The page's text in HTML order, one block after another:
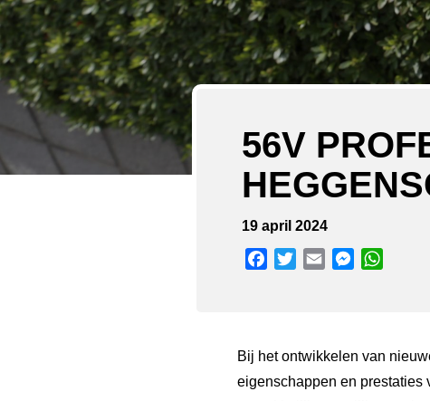
56V
19 april 2024
Facebook
TwitterEmail Messenger
Bij het ontwikkelen van
eigenschappen en prestaties